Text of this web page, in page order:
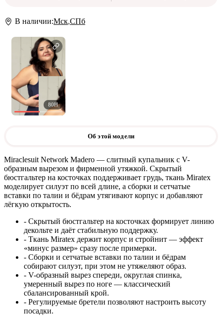
В наличии:Мск,СПб
80H
Об этой модели
Miraclesuit Network Madero — слитный купальник с V-
образным вырезом и фирменной утяжкой. Скрытый
бюстгальтер на косточках поддерживает грудь, ткань Miratex
моделирует силуэт по всей длине, а сборки и сетчатые
вставки по талии и бёдрам утягивают корпус и добавляют
лёгкую открытость.
- Скрытый бюстгальтер на косточках формирует линию
декольте и даёт стабильную поддержку.
- Ткань Miratex держит корпус и стройнит — эффект
«минус размер» сразу после примерки.
- Сборки и сетчатые вставки по талии и бёдрам
собирают силуэт, при этом не утяжеляют образ.
- V-образный вырез спереди, округлая спинка,
умеренный вырез по ноге — классический
сбалансированный крой.
- Регулируемые бретели позволяют настроить высоту
посадки.